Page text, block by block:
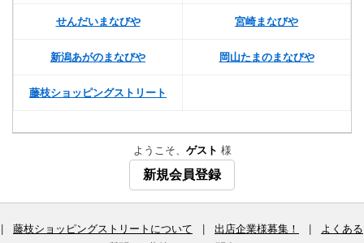
せんだいまなびや 宮崎まなびや
新潟あがのまなびや 岡山たまのまなびや
藤枝ショッピングストリート
ようこそ、 ゲスト 様
新規会員登録
藤枝ショッピングストリートについて 出店企業様募集！
よくある